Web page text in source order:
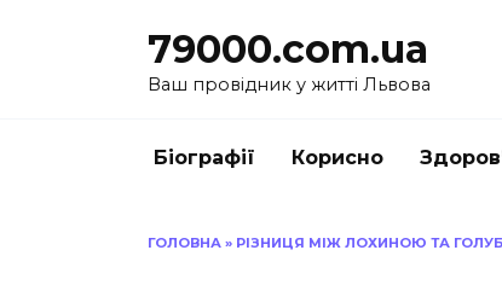
79000.com.ua
Ваш провідник у житті Львова
Біографії Корисно
ГОЛОВНА » РІЗНИЦЯ МІЖ ЛОХИНОЮ ТА